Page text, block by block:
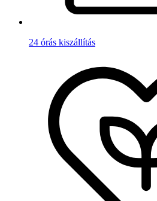
24 órás kiszállítás